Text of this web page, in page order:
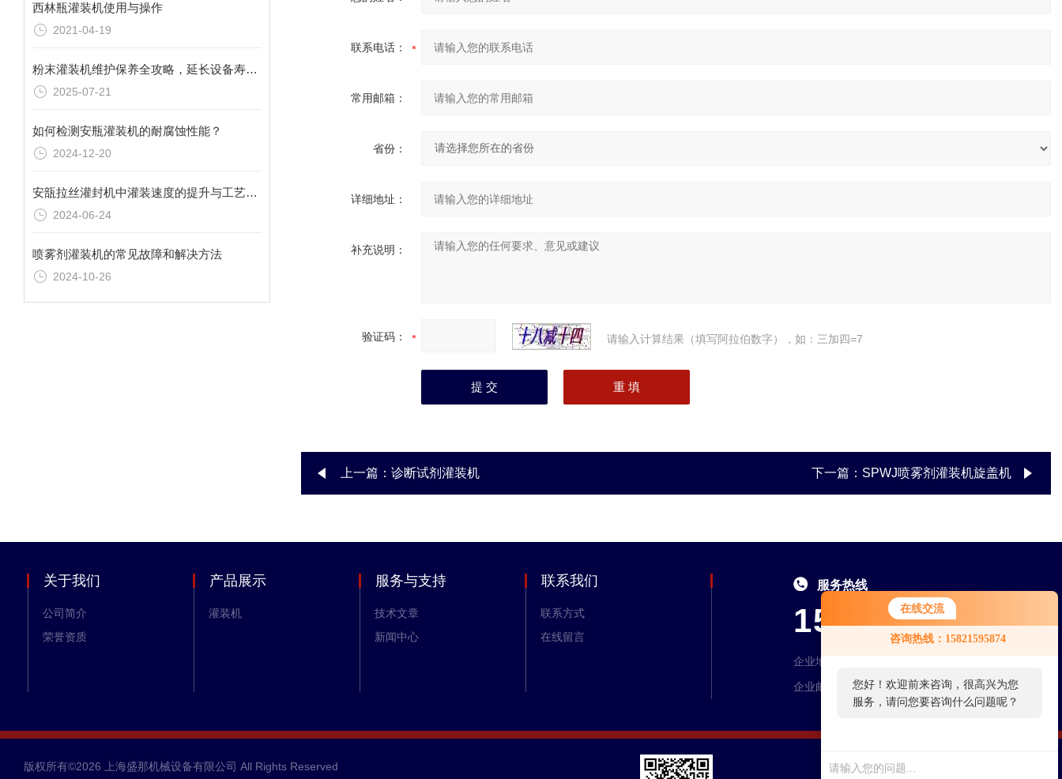
在线交流
咨询热线：15821595874
您好！欢迎前来咨询，很高兴为您
服务，请问您要咨询什么问题呢？
西林瓶灌装机使用与操作
2021-04-19
粉末灌装机维护保养全攻略，延长设备寿命的秘诀
2025-07-21
如何检测安瓶灌装机的耐腐蚀性能？
2024-12-20
安瓿拉丝灌封机中灌装速度的提升与工艺优化
2024-06-24
喷雾剂灌装机的常见故障和解决方法
2024-10-26
联系电话：
常用邮箱：
省份：
详细地址：
补充说明：
验证码： 请输入计算结果（填写阿拉伯数字），如：三加四=7
上一篇： 诊断试剂灌装机 下一篇： SPWJ喷雾剂灌装机旋盖机
关于我们
公司简介
荣誉资质
产品展示
灌装机
服务与支持
技术文章
新闻中心
联系我们
联系方式
在线留言
服务热线
15821595874、021-57526993
企业地址：上海市奉贤区奉浦大道1599号1幢
企业邮箱：529844998@qq.com
版权所有©2026 上海盛那机械设备有限公司 All Rights Reserved